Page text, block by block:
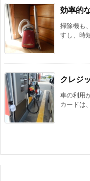
効率的
掃除機も
すし、時
クレジ
車の利用
カードは